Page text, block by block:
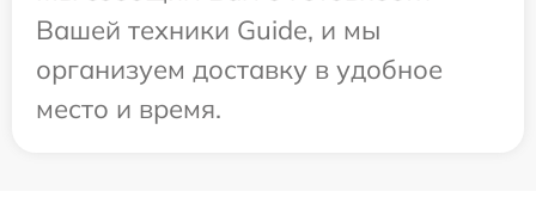
Вашей техники Guide, и мы
организуем доставку в удобное
место и время.